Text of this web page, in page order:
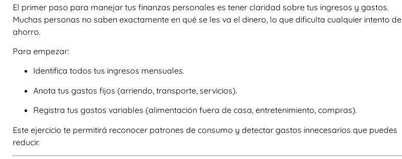
El primer paso para manejar tus finanzas personales es tener claridad sobre tus ingresos y gastos.
Muchas personas no saben exactamente en qué se les va el dinero, lo que dificulta cualquier intento de
ahorro.
Para empezar:
Identifica todos tus ingresos mensuales.
Anota tus gastos fijos (arriendo, transporte, servicios).
Registra tus gastos variables (alimentación fuera de casa, entretenimiento, compras).
Este ejercicio te permitirá reconocer patrones de consumo y detectar gastos innecesarios que puedes
reducir.